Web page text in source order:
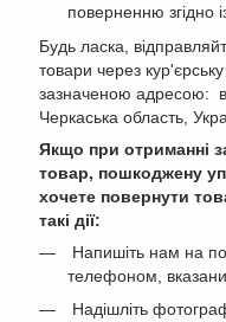
поверненню згідно
Будь ласка,
товари через
зазначеною адресою:
Черкаська область,
Якщо при отриманні
товар, пошкоджену
хочете повернути
такі дії:
Напишіть нам на
телефоном,
Надішліть